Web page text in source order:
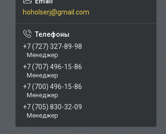
hoholserj@gmail.com
+7 (727) 327-89-98
Менеджер
+7 (707) 496-15-86
Менеджер
+7 (700) 496-15-86
Менеджер
+7 (705) 830-32-09
Менеджер